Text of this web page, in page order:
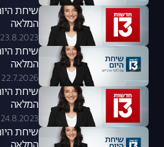
המלאה
23.8.2023
המלאה
22.7.2026
המלאה
24.8.2023